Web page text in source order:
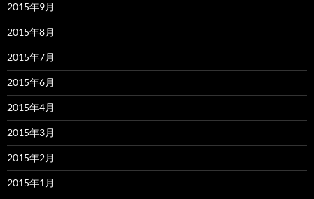
2015年9月
2015年8月
2015年7月
2015年6月
2015年4月
2015年3月
2015年2月
2015年1月